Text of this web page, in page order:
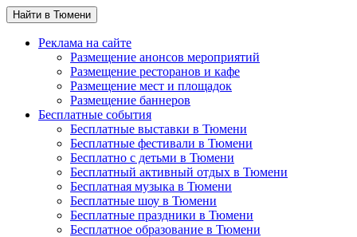
Найти в Тюмени
Реклама на сайте
Размещение анонсов мероприятий
Размещение ресторанов и кафе
Размещение мест и площадок
Размещение баннеров
Бесплатные события
Бесплатные выставки в Тюмени
Бесплатные фестивали в Тюмени
Бесплатно с детьми в Тюмени
Бесплатный активный отдых в Тюмени
Бесплатная музыка в Тюмени
Бесплатные шоу в Тюмени
Бесплатные праздники в Тюмени
Бесплатное образование в Тюмени